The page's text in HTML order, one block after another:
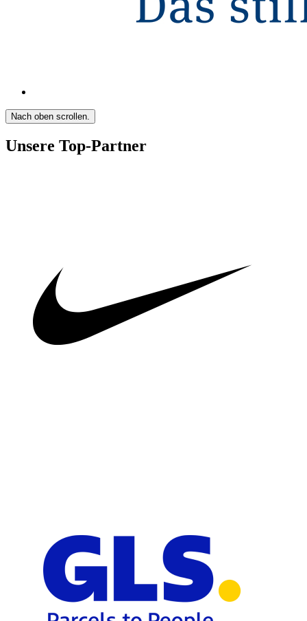
Nach oben scrollen.
Unsere Top-Partner